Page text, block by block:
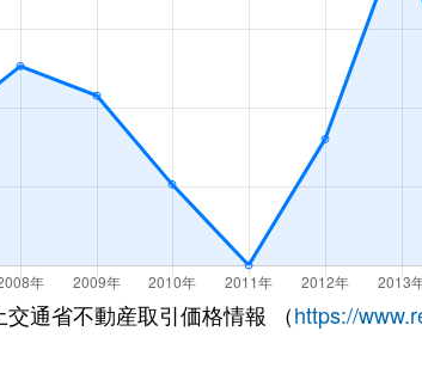
通省不動産取引価格情報 （https://